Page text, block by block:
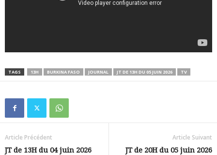
TAGS 13H BURKINA FASO JOURNAL JT DE 13H DU 05 JUIN 2026 TV
Article Précédent
JT de 13H du 04 juin 2026
Article Suivant
JT de 20H du 05 juin 2026